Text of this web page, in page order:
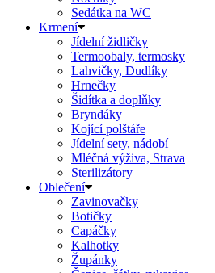
Sedátka na WC
Krmení
Jídelní židličky
Termoobaly, termosky
Lahvičky, Dudlíky
Hrnečky
Šidítka a doplňky
Bryndáky
Kojící polštáře
Jídelní sety, nádobí
Mléčná výživa, Strava
Sterilizátory
Oblečení
Zavinovačky
Botičky
Capáčky
Kalhotky
Župánky